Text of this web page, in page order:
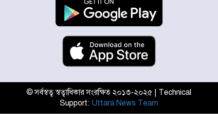
যুক্তরাষ্ট্রে দাবানল নেভাতে গিয়ে
হেলিকপ্টার বিধ্বস্ত, নিহত ১
মজুদদারের সর্বোচ্চ শাস্তি মৃত্যুদণ্ড, তাই
আন্তর্জাতিক আদিবাসী দিবস: রাষ্ট্রের
© সর্বস্বত্ব স্বত্বাধিকার সংরক্ষিত ২০১৩-২০২৫ | Technical
Support: Uttara News Team